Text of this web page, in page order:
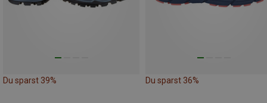
Du sparst 39% Du sparst 36%